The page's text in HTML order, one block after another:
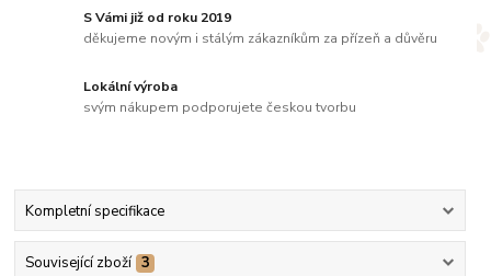
S Vámi již od roku 2019
děkujeme novým i stálým zákazníkům za přízeň a důvěru
Lokální výroba
svým nákupem podporujete českou tvorbu
Kompletní specifikace
Související zboží 3